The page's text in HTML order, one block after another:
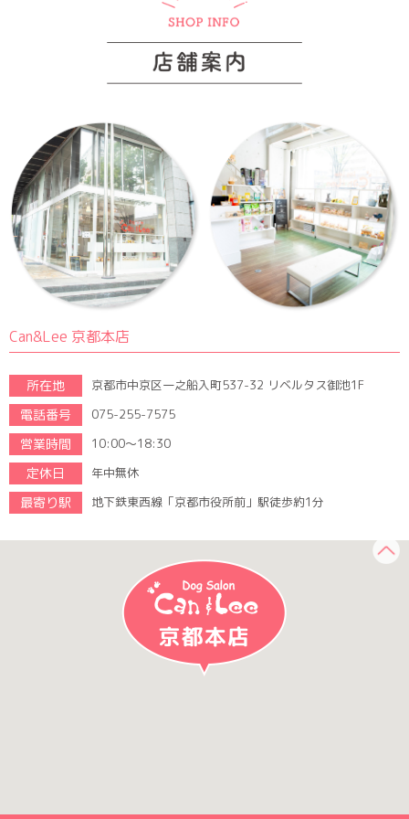
Can&Lee 京都本店
所在地 京都市中京区一之船入町537-32 リベルタス御池1F
電話番号 075-255-7575
営業時間 10:00～18:30
定休日 年中無休
最寄り駅 地下鉄東西線「京都市役所前」駅徒歩約1分